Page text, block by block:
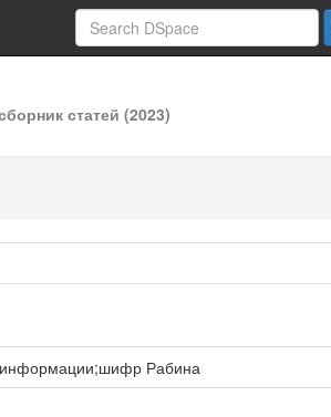
статей (2023)
Рабина